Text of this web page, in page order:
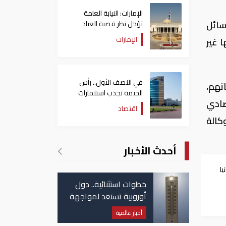
بأنها غير
الإمارات: النيابة العامة
تؤجل نظر قضية العتاد
العسكري للسودان
الإمارات
في النصف الأول.. رأس
الخيمة تجذب استثمارات
تتجاوز 771 مليون درهماقتصاد
أحدث الأخبار
خطوات استثنائية.. دول
أوروبية تستعد لمواجهة
موجة حر غير مسبوقة
أخبار عالمية